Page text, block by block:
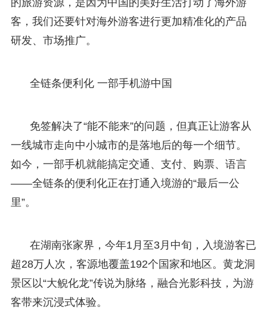
客，我们还要针对海外游客进行更加精准化的产品
研发、市场推广。
全链条便利化 一部手机游中国
免签解决了“能不能来”的问题，但真正让游客从
一线城市走向中小城市的是落地后的每一个细节。
如今，一部手机就能搞定交通、支付、购票、语言
——全链条的便利化正在打通入境游的“最后一公
里”。
在湖南张家界，今年1月至3月中旬，入境游客已
超28万人次，客源地覆盖192个国家和地区。黄龙洞
景区以“大鲵化龙”传说为脉络，融合光影科技，为游
客带来沉浸式体验。